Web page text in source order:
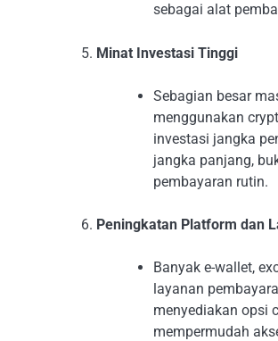
sebagai alat
Minat Investasi Tinggi
Sebagian besar
menggunakan
investasi jangka
jangka panjang,
pembayaran rutin.
Peningkatan Platform dan
Banyak e-wallet,
layanan
menyediakan opsi
mempermudah